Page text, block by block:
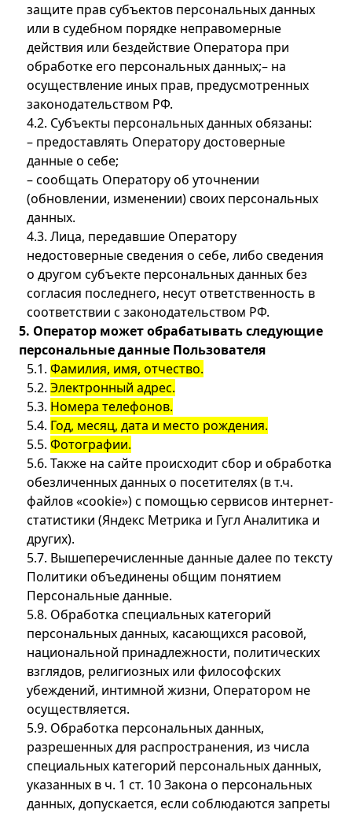
защите прав субъектов персональных данных
или в судебном порядке неправомерные
действия или бездействие Оператора при
обработке его персональных данных;– на
осуществление иных прав, предусмотренных
законодательством РФ.
4.2. Субъекты персональных данных обязаны:
– предоставлять Оператору достоверные
данные о себе;
– сообщать Оператору об уточнении
(обновлении, изменении) своих персональных
данных.
4.3. Лица, передавшие Оператору
недостоверные сведения о себе, либо сведения
о другом субъекте персональных данных без
согласия последнего, несут ответственность в
соответствии с законодательством РФ.
5. Оператор может обрабатывать следующие
персональные данные Пользователя
5.1. Фамилия, имя, отчество.
5.2. Электронный адрес.
5.3. Номера телефонов.
5.4. Год, месяц, дата и место рождения.
5.5. Фотографии.
5.6. Также на сайте происходит сбор и обработка
обезличенных данных о посетителях (в т.ч.
файлов «cookie») с помощью сервисов интернет-
статистики (Яндекс Метрика и Гугл Аналитика и
других).
5.7. Вышеперечисленные данные далее по тексту
Политики объединены общим понятием
Персональные данные.
5.8. Обработка специальных категорий
персональных данных, касающихся расовой,
национальной принадлежности, политических
взглядов, религиозных или философских
убеждений, интимной жизни, Оператором не
осуществляется.
5.9. Обработка персональных данных,
разрешенных для распространения, из числа
специальных категорий персональных данных,
указанных в ч. 1 ст. 10 Закона о персональных
данных, допускается, если соблюдаются запреты